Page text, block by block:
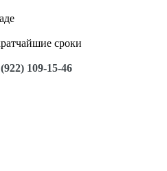
сроки
109-15-46